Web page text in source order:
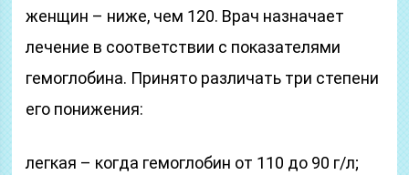
женщин – ниже, чем 120. Врач назначает
лечение в соответствии с показателями
гемоглобина. Принято различать три степени
его понижения:
легкая – когда гемоглобин от 110 до 90 г/л;